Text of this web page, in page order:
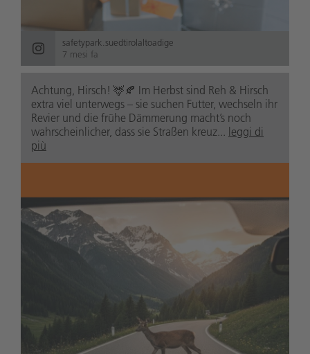
safetypark.suedtirolaltoadige
7 mesi fa
Achtung, Hirsch! 🦌🍂 Im Herbst sind Reh & Hirsch
extra viel unterwegs – sie suchen Futter, wechseln ihr
Revier und die frühe Dämmerung macht’s noch
wahrscheinlicher, dass sie Straßen kreuz... leggi di
più